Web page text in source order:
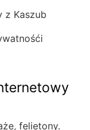
z Kaszub
felietony.